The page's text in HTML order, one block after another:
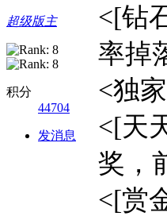
超级版主
积分
44704
发消息
<[钻
率掉
<独
<[天
奖，
<[赏